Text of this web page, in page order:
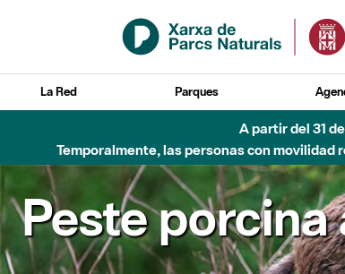
Saltar al contenido principal
La Red Parques
A partir del 31
Temporalmente, las personas con movilidad
Peste